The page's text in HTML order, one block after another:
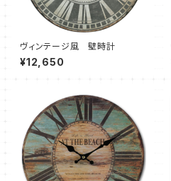
ヴィンテージ風 壁時計
¥12,650